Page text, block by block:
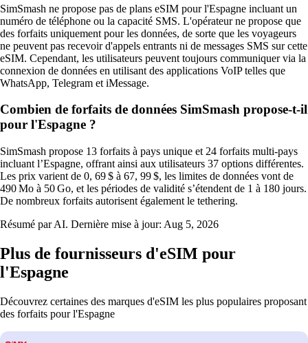
SimSmash ne propose pas de plans eSIM pour l'Espagne incluant un
numéro de téléphone ou la capacité SMS. L'opérateur ne propose que
des forfaits uniquement pour les données, de sorte que les voyageurs
ne peuvent pas recevoir d'appels entrants ni de messages SMS sur cette
eSIM. Cependant, les utilisateurs peuvent toujours communiquer via la
connexion de données en utilisant des applications VoIP telles que
WhatsApp, Telegram et iMessage.
Combien de forfaits de données SimSmash propose-t-il
pour l'Espagne ?
SimSmash propose 13 forfaits à pays unique et 24 forfaits multi‑pays
incluant l’Espagne, offrant ainsi aux utilisateurs 37 options différentes.
Les prix varient de 0, 69 $ à 67, 99 $, les limites de données vont de
490 Mo à 50 Go, et les périodes de validité s’étendent de 1 à 180 jours.
De nombreux forfaits autorisent également le tethering.
Résumé par AI. Dernière mise à jour: Aug 5, 2026
Plus de fournisseurs d'eSIM pour
l'Espagne
Découvrez certaines des marques d'eSIM les plus populaires proposant
des forfaits pour l'Espagne